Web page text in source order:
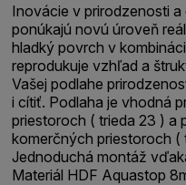
Inovácie v prirodzenosti
ponúkajú novú úroveň
hladký povrch v
reprodukuje vzhľad a
Vašej podlahe
i cítiť. Podlaha je vhodná
priestoroch ( trieda 23 ) a
komerčných priestoroch (
Jednoduchá montáž
Materiál HDF Aquastop